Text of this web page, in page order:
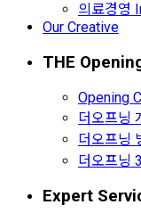
의료경영
Our Creative
THE
Opening
더오프닝
더오프닝
더오프닝
Expert